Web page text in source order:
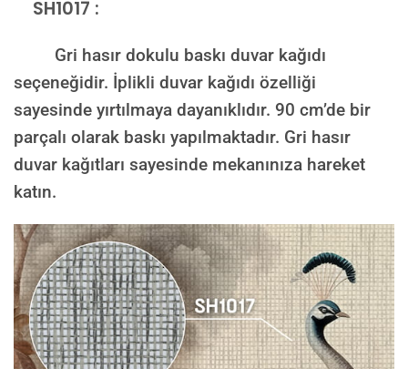
SH1017 :
Gri hasır dokulu baskı duvar kağıdı
seçeneğidir. İplikli duvar kağıdı özelliği
sayesinde yırtılmaya dayanıklıdır. 90 cm’de bir
parçalı olarak baskı yapılmaktadır. Gri hasır
duvar kağıtları sayesinde mekanınıza hareket
katın.